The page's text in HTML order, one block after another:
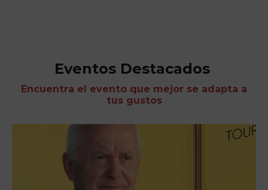
Eventos Destacados
Encuentra el evento que mejor se adapta a
tus gustos